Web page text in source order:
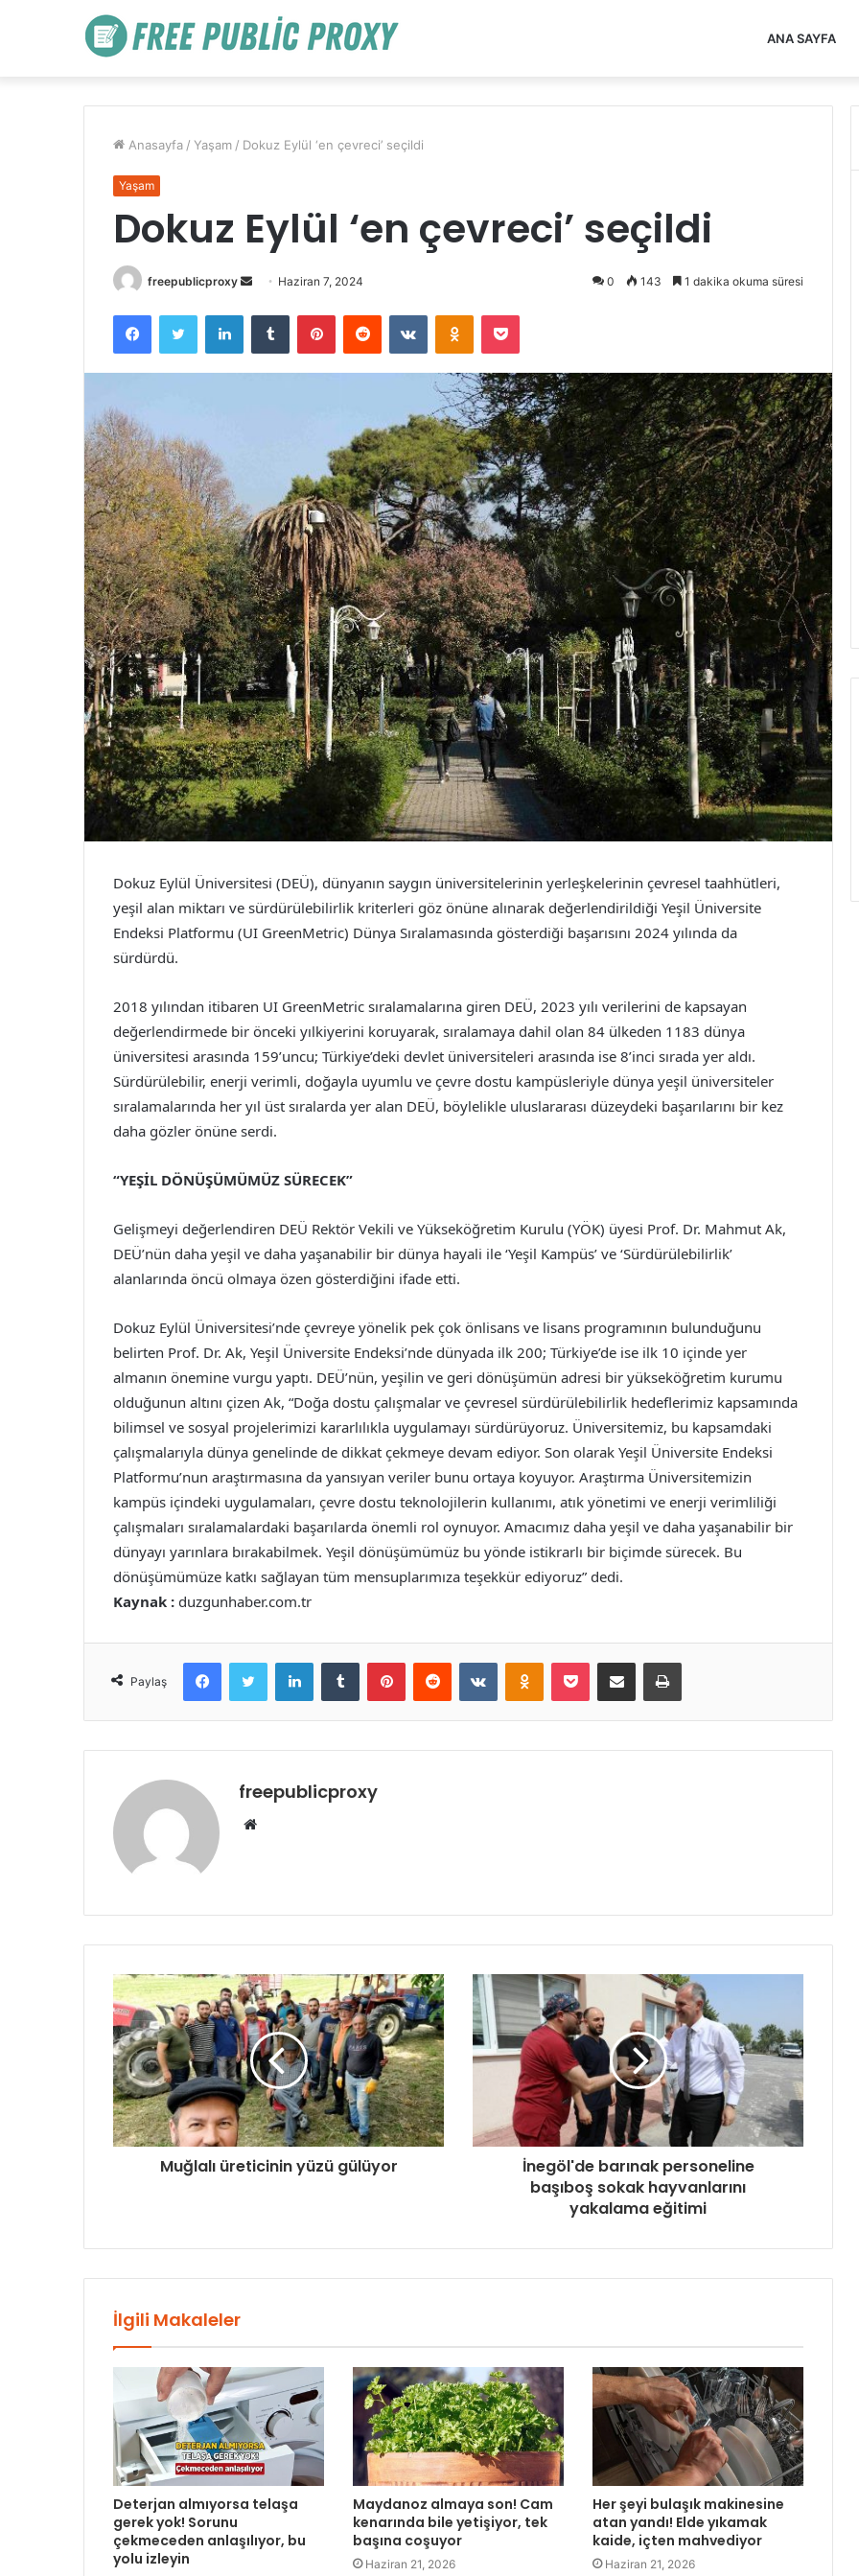
ANA SAYFA
Anasayfa / Yaşam / Dokuz Eylül ‘en çevreci’ seçildi
Yaşam
Dokuz Eylül ‘en çevreci’ seçildi
freepublicproxy
Bir
posta
göndermek
Haziran 7, 2024 0 143 1 dakika okuma süresi
FacebookTwitter LinkedInTumblr PinterestReddit VKontakteOdnoklassniki
Pocket
Dokuz Eylül Üniversitesi (DEÜ), dünyanın saygın üniversitelerinin yerleşkelerinin çevresel taahhütleri,
yeşil alan miktarı ve sürdürülebilirlik kriterleri göz önüne alınarak değerlendirildiği Yeşil Üniversite
Endeksi Platformu (UI GreenMetric) Dünya Sıralamasında gösterdiği başarısını 2024 yılında da
sürdürdü.
2018 yılından itibaren UI GreenMetric sıralamalarına giren DEÜ, 2023 yılı verilerini de kapsayan
değerlendirmede bir önceki yılkiyerini koruyarak, sıralamaya dahil olan 84 ülkeden 1183 dünya
üniversitesi arasında 159’uncu; Türkiye’deki devlet üniversiteleri arasında ise 8’inci sırada yer aldı.
Sürdürülebilir, enerji verimli, doğayla uyumlu ve çevre dostu kampüsleriyle dünya yeşil üniversiteler
sıralamalarında her yıl üst sıralarda yer alan DEÜ, böylelikle uluslararası düzeydeki başarılarını bir kez
daha gözler önüne serdi.
“YEŞİL DÖNÜŞÜMÜMÜZ SÜRECEK”
Gelişmeyi değerlendiren DEÜ Rektör Vekili ve Yükseköğretim Kurulu (YÖK) üyesi Prof. Dr. Mahmut Ak,
DEÜ’nün daha yeşil ve daha yaşanabilir bir dünya hayali ile ‘Yeşil Kampüs’ ve ‘Sürdürülebilirlik’
alanlarında öncü olmaya özen gösterdiğini ifade etti.
Dokuz Eylül Üniversitesi’nde çevreye yönelik pek çok önlisans ve lisans programının bulunduğunu
belirten Prof. Dr. Ak, Yeşil Üniversite Endeksi’nde dünyada ilk 200; Türkiye’de ise ilk 10 içinde yer
almanın önemine vurgu yaptı. DEÜ’nün, yeşilin ve geri dönüşümün adresi bir yükseköğretim kurumu
olduğunun altını çizen Ak, “Doğa dostu çalışmalar ve çevresel sürdürülebilirlik hedeflerimiz kapsamında
bilimsel ve sosyal projelerimizi kararlılıkla uygulamayı sürdürüyoruz. Üniversitemiz, bu kapsamdaki
çalışmalarıyla dünya genelinde de dikkat çekmeye devam ediyor. Son olarak Yeşil Üniversite Endeksi
Platformu’nun araştırmasına da yansıyan veriler bunu ortaya koyuyor. Araştırma Üniversitemizin
kampüs içindeki uygulamaları, çevre dostu teknolojilerin kullanımı, atık yönetimi ve enerji verimliliği
çalışmaları sıralamalardaki başarılarda önemli rol oynuyor. Amacımız daha yeşil ve daha yaşanabilir bir
dünyayı yarınlara bırakabilmek. Yeşil dönüşümümüz bu yönde istikrarlı bir biçimde sürecek. Bu
dönüşümümüze katkı sağlayan tüm mensuplarımıza teşekkür ediyoruz” dedi.
Kaynak : duzgunhaber.com.tr
Paylaş
FacebookTwitter LinkedInTumblr PinterestReddit VKontakteOdnoklassniki
Pocket E-Posta ile paylaş Yazdır
freepublicproxy
Web
Muğlalı üreticinin yüzü gülüyor
İnegöl'de barınak personeline
başıboş sokak hayvanlarını
yakalama eğitimi
İlgili Makaleler
Deterjan almıyorsa telaşa
gerek yok! Sorunu
çekmeceden anlaşılıyor, bu
yolu izleyin
Maydanoz almaya son! Cam
kenarında bile yetişiyor, tek
başına coşuyor
Haziran 21, 2026
Her şeyi bulaşık makinesine
atan yandı! Elde yıkamak
kaide, içten mahvediyor
Haziran 21, 2026